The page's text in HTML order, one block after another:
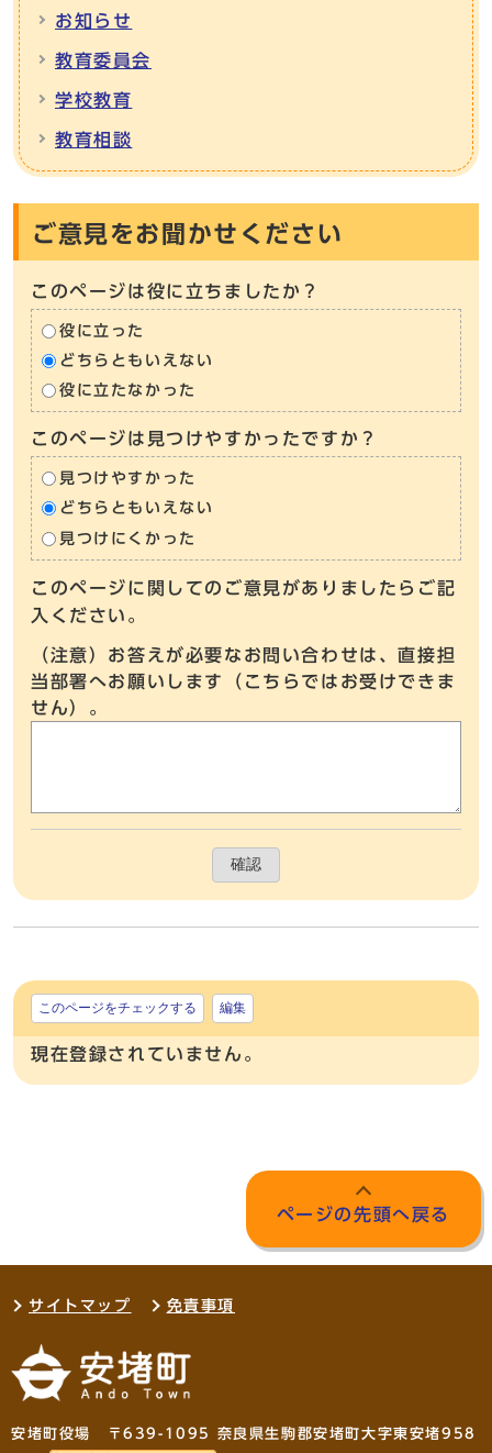
お知らせ
教育委員会
学校教育
教育相談
ご意見をお聞かせください
このページは役に立ちましたか？
役に立った
どちらともいえない
役に立たなかった
このページは見つけやすかったですか？
見つけやすかった
どちらともいえない
見つけにくかった
このページに関してのご意見がありましたらご記
入ください。
（注意）お答えが必要なお問い合わせは、直接担
当部署へお願いします（こちらではお受けできま
せん）。
確認
このページをチェックする 編集
現在登録されていません。
ページの先頭へ戻る
サイトマップ 免責事項
安堵町役場 〒639-1095 奈良県生駒郡安堵町大字東安堵958